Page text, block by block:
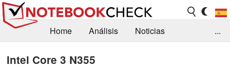
Home Análisis
Noticias
...
Intel Core 3 N355